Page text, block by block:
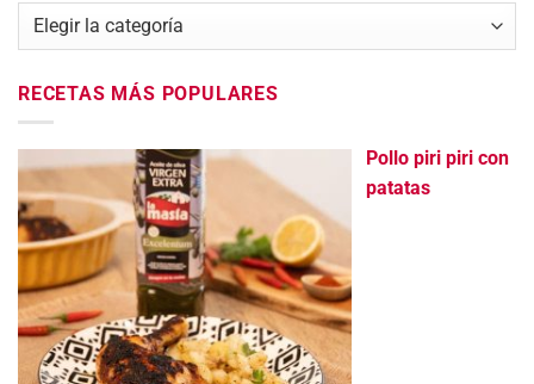
Categorías
RECETAS MÁS POPULARES
Pollo piri piri con
patatas